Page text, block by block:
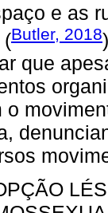
e as
(Butler, 2018
que